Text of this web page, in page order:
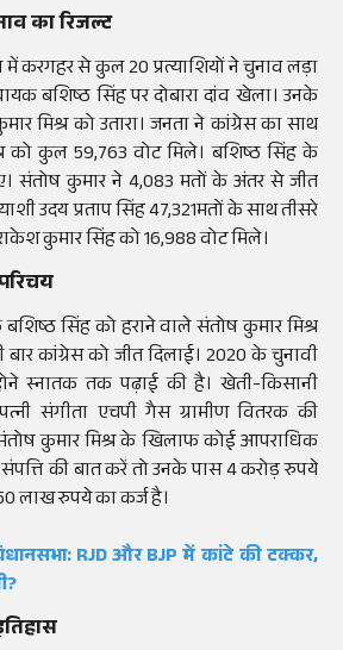
का रिजल्ट
करगहर से कुल 20 प्रत्याशियों ने चुनाव लड़ा
बशिष्ठ सिंह पर दोबारा दांव खेला। उनके
मिश्र को उतारा। जनता ने कांग्रेस का साथ
को कुल 59,763 वोट मिले। बशिष्ठ सिंह के
संतोष कुमार ने 4,083 मतों के अंतर से जीत
उदय प्रताप सिंह 47,321मतों के साथ तीसरे
कुमार सिंह को 16,988 वोट मिले।
सिंह को हराने वाले संतोष कुमार मिश्र
कांग्रेस को जीत दिलाई। 2020 के चुनावी
स्नातक तक पढ़ाई की है। खेती-किसानी
संगीता एचपी गैस ग्रामीण वितरक की
कुमार मिश्र के खिलाफ कोई आपराधिक
संपत्ति की बात करें तो उनके पास 4 करोड़ रुपये
लाख रुपये का कर्ज है।
RJDऔरBJPमें कांटे की टक्कर,